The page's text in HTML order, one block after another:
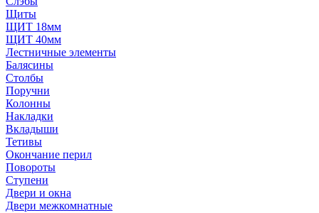
Щиты
ЩИТ 18мм
ЩИТ 40мм
Лестничные элементы
Балясины
Столбы
Поручни
Колонны
Накладки
Вкладыши
Тетивы
Окончание перил
Повороты
Ступени
Двери и окна
Двери межкомнатные